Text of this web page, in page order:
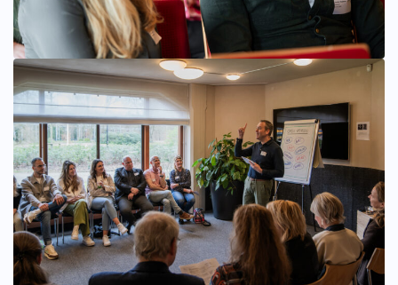
Bekijk afbeelding groter